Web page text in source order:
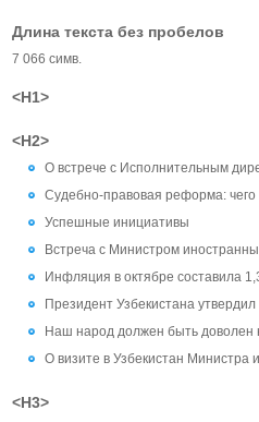
Длина текста без пробелов
7 066 симв.
<H1>
<H2>
О встрече с Исполнительным
Судебно-правовая реформа:
Успешные инициативы
Встреча с Министром
Инфляция в октябре составила
Президент Узбекистана
Наш народ должен быть
О визите в Узбекистан Министра
<H3>